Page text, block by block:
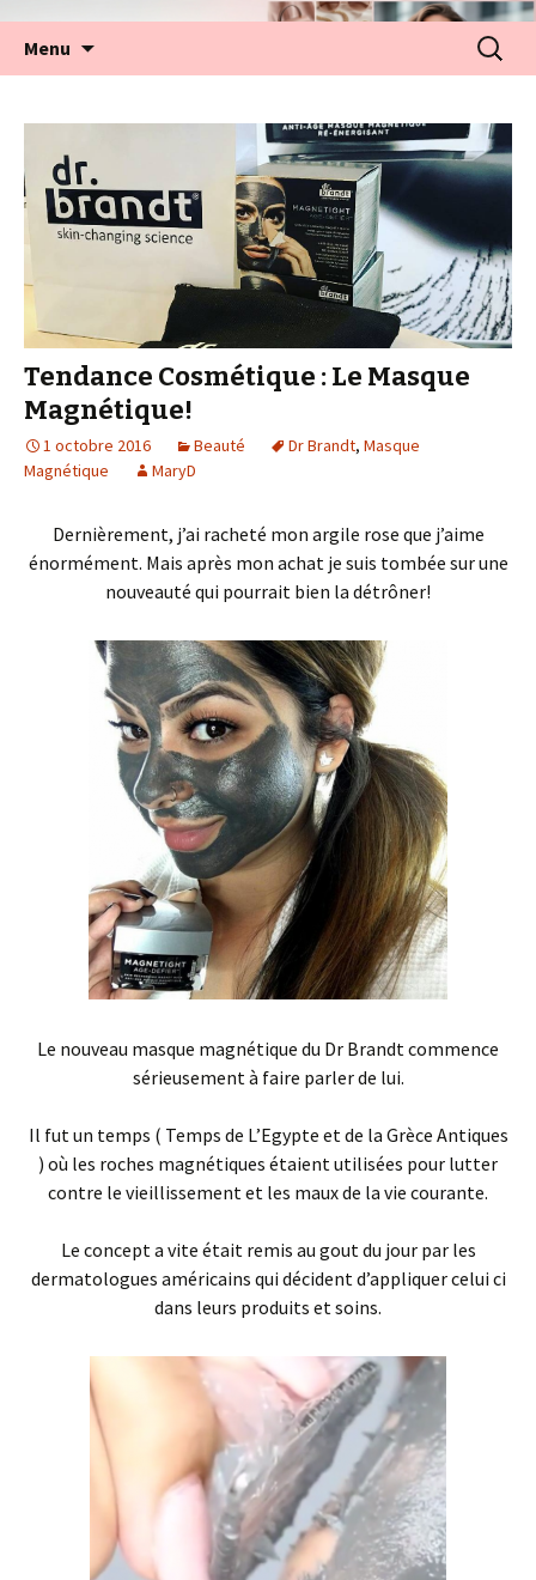
Menu
Tendance Cosmétique : Le Masque
Magnétique!
1 octobre 2016 Beauté Dr Brandt, Masque
Magnétique
MaryD
Dernièrement, j’ai racheté mon argile rose que j’aime
énormément. Mais après mon achat je suis tombée sur une
nouveauté qui pourrait bien la détrôner!
Le nouveau masque magnétique du Dr Brandt commence
sérieusement à faire parler de lui.
Il fut un temps ( Temps de L’Egypte et de la Grèce Antiques
) où les roches magnétiques étaient utilisées pour lutter
contre le vieillissement et les maux de la vie courante.
Le concept a vite était remis au gout du jour par les
dermatologues américains qui décident d’appliquer celui ci
dans leurs produits et soins.